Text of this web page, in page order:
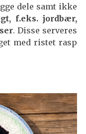
dele samt ikke
f.eks. jordbær,
. Disse serveres
med ristet rasp